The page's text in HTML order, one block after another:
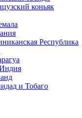
коньяк
Республика
и Тобаго